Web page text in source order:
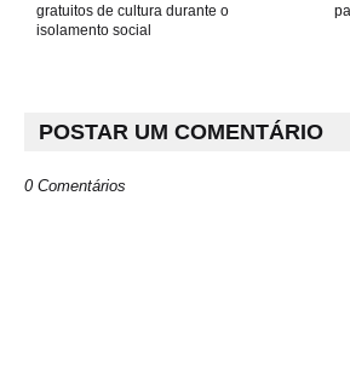
gratuitos de cultura durante o
isolamento social
POSTAR UM COMENTÁRIO
0 Comentários